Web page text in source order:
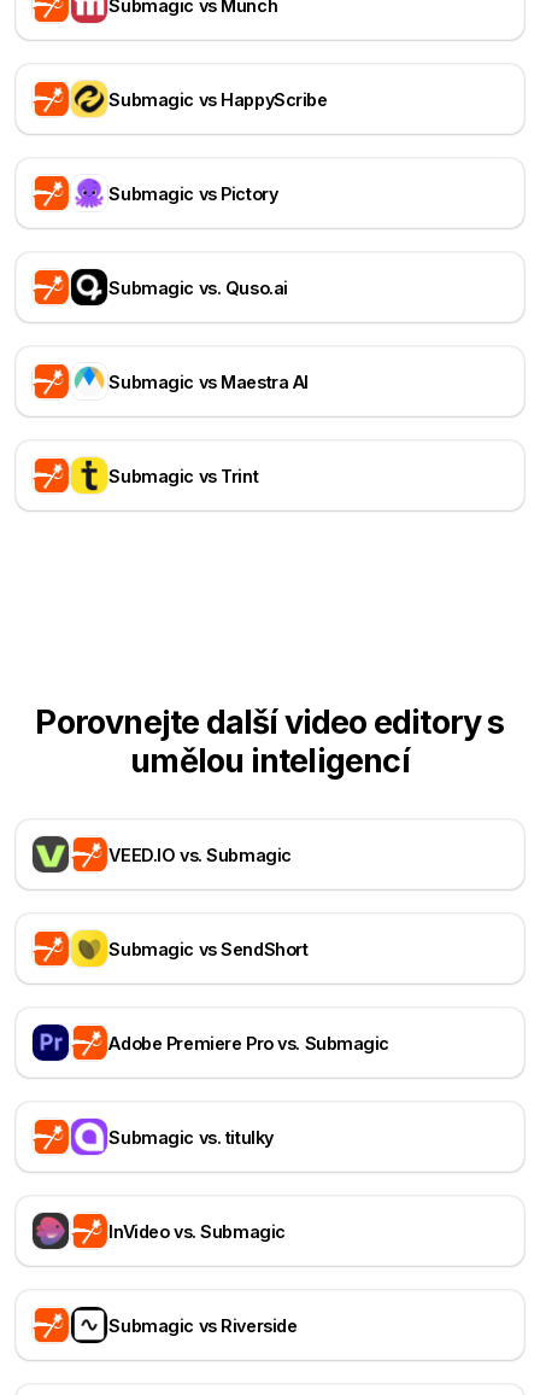
Submagic vs Munch
Submagic vs HappyScribe
Submagic vs Pictory
Submagic vs. Quso.ai
Submagic vs Maestra AI
Submagic vs Trint
Porovnejte další video editory s
umělou inteligencí
VEED.IO vs. Submagic
Submagic vs SendShort
Adobe Premiere Pro vs. Submagic
Submagic vs. titulky
InVideo vs. Submagic
Submagic vs Riverside